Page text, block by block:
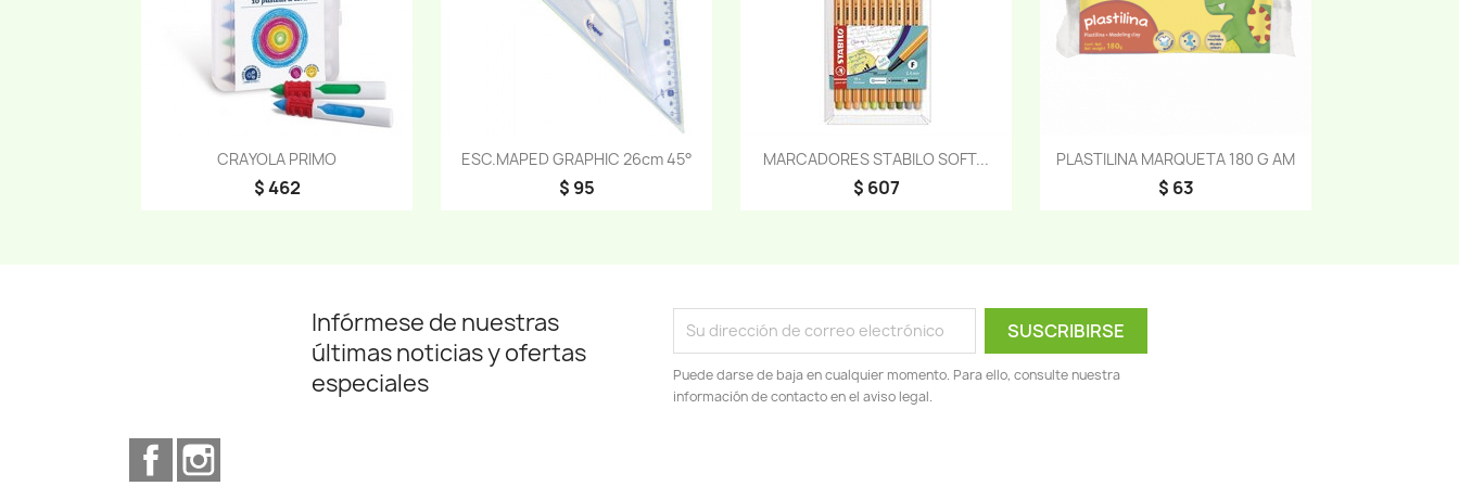
CRAYOLA PRIMO
$ 462
Vista rápida ESC.MAPED GRAPHIC 26cm 45°
$ 95
Vista rápida MARCADORES STABILO SOFT...
$ 607
Vista rápida PLASTILINA MARQUETA 180 G AM
$ 63
Vista rápida
Infórmese de nuestras
últimas noticias y ofertas
especiales
Puede darse de baja en cualquier momento. Para ello, consulte nuestra
información de contacto en el aviso legal.
Facebook